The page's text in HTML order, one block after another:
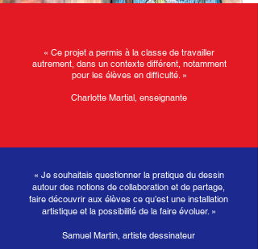
« Ce projet a permis à la classe de travailler
autrement, dans un contexte différent, notamment
pour les élèves en difficulté. »
Charlotte Martial, enseignante
« Je souhaitais questionner la pratique du dessin
autour des notions de collaboration et de partage,
faire découvrir aux élèves ce qu’est une installation
artistique et la possibilité de la faire évoluer. »
Samuel Martin, artiste dessinateur